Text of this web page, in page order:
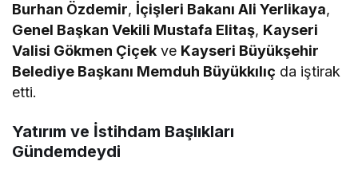
Burhan Özdemir, İçişleri Bakanı Ali Yerlikaya,
Genel Başkan Vekili Mustafa Elitaş, Kayseri
Valisi Gökmen Çiçek ve Kayseri Büyükşehir
Belediye Başkanı Memduh Büyükkılıç da iştirak
etti.
Yatırım ve İstihdam Başlıkları
Gündemdeydi